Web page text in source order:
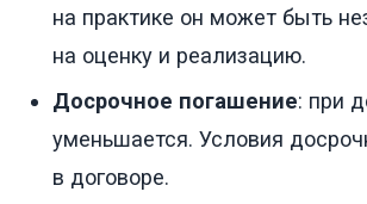
на практике он может быть
на оценку и реализацию.
Досрочное погашение: при
уменьшается. Условия
в договоре.